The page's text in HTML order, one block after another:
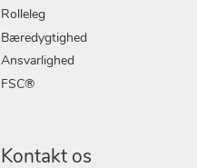
Rolleleg
Bæredygtighed
Ansvarlighed
FSC®
Kontakt os